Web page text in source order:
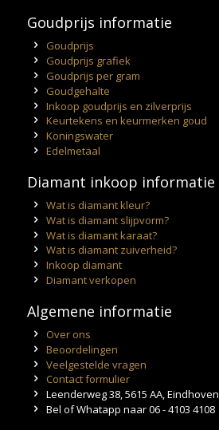
Goudprijs informatie
Goudprijs
Goudprijs grafiek
Goudprijs per gram
Goudgehalte
Inkoop goudprijs en zilverprijs
Keurtekens en keurmerken goud
Koningswater
Edelmetaal
Diamant inkoop informatie
Wat is diamant kleur?
Wat is diamant slijpvorm?
Wat is diamant karaat?
Wat is diamant zuiverheid?
Inkoop diamant
Diamant verkopen
Algemene informatie
Over ons
Beoordelingen
Veelgestelde vragen
Contact formulier
Leenderweg 38, 5615 AA, Eindhoven
Bel of Whatapp naar 06 - 4103 4108